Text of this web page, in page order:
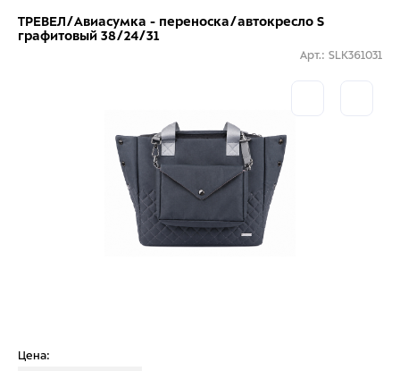
ТРЕВЕЛ/Авиасумка - переноска/автокресло S
графитовый 38/24/31
Арт.: SLK361031
Цена: